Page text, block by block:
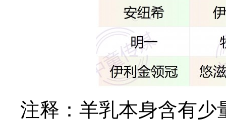
注释：羊乳本身含有少